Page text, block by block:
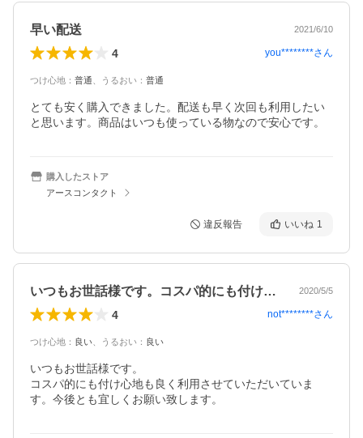
早い配送 2021/6/10
4 you********さん
つけ心地 ： 普通 うるおい ： 普通
とても安く購入できました。配送も早く次回も利用したい
と思います。商品はいつも使っている物なので安心です。
購入したストア
アースコンタクト
違反報告 いいね 1
いつもお世話様です。コスパ的にも付け心… 2020/5/5
4 not********さん
つけ心地 ： 良い うるおい ： 良い
いつもお世話様です。
コスパ的にも付け心地も良く利用させていただいていま
す。今後とも宜しくお願い致します。